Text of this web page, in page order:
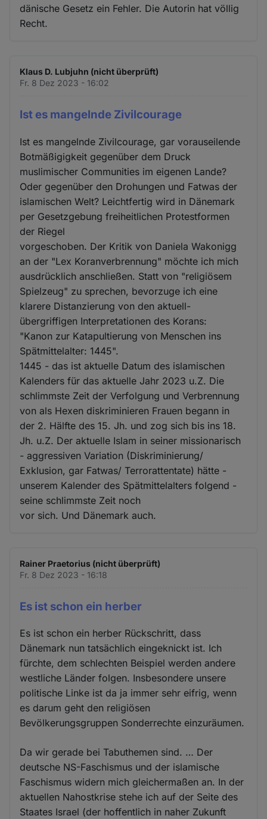
dänische Gesetz ein Fehler. Die Autorin hat völlig
Recht.
Klaus D. Lubjuhn (nicht überprüft)
Fr. 8 Dez 2023 - 16:02
Ist es mangelnde Zivilcourage
Ist es mangelnde Zivilcourage, gar vorauseilende
Botmäßigigkeit gegenüber dem Druck
muslimischer Communities im eigenen Lande?
Oder gegenüber den Drohungen und Fatwas der
islamischen Welt? Leichtfertig wird in Dänemark
per Gesetzgebung freiheitlichen Protestformen
der Riegel
vorgeschoben. Der Kritik von Daniela Wakonigg
an der "Lex Koranverbrennung" möchte ich mich
ausdrücklich anschließen. Statt von "religiösem
Spielzeug" zu sprechen, bevorzuge ich eine
klarere Distanzierung von den aktuell-
übergriffigen Interpretationen des Korans:
"Kanon zur Katapultierung von Menschen ins
Spätmittelalter: 1445".
1445 - das ist aktuelle Datum des islamischen
Kalenders für das aktuelle Jahr 2023 u.Z. Die
schlimmste Zeit der Verfolgung und Verbrennung
von als Hexen diskriminieren Frauen begann in
der 2. Hälfte des 15. Jh. und zog sich bis ins 18.
Jh. u.Z. Der aktuelle Islam in seiner missionarisch
- aggressiven Variation (Diskriminierung/
Exklusion, gar Fatwas/ Terrorattentate) hätte -
unserem Kalender des Spätmittelalters folgend -
seine schlimmste Zeit noch
vor sich. Und Dänemark auch.
Rainer Praetorius (nicht überprüft)
Fr. 8 Dez 2023 - 16:18
Es ist schon ein herber
Es ist schon ein herber Rückschritt, dass
Dänemark nun tatsächlich eingeknickt ist. Ich
fürchte, dem schlechten Beispiel werden andere
westliche Länder folgen. Insbesondere unsere
politische Linke ist da ja immer sehr eifrig, wenn
es darum geht den religiösen
Bevölkerungsgruppen Sonderrechte einzuräumen.
Da wir gerade bei Tabuthemen sind. … Der
deutsche NS-Faschismus und der islamische
Faschismus widern mich gleichermaßen an. In der
aktuellen Nahostkrise stehe ich auf der Seite des
Staates Israel (der hoffentlich in naher Zukunft